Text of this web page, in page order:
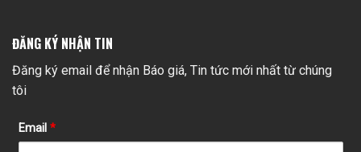
ĐĂNG KÝ NHẬN TIN
Đăng ký email để nhận Báo giá, Tin tức mới nhất từ chúng
tôi
Email *